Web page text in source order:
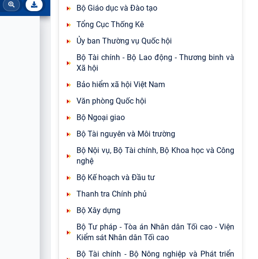
Bộ Giáo dục và Đào tạo
Tổng Cục Thống Kê
Ủy ban Thường vụ Quốc hội
Bộ Tài chính - Bộ Lao động - Thương binh và
Xã hội
Bảo hiểm xã hội Việt Nam
Văn phòng Quốc hội
Bộ Ngoại giao
Bộ Tài nguyên và Môi trường
Bộ Nội vụ, Bộ Tài chính, Bộ Khoa học và Công
nghệ
Bộ Kế hoạch và Đầu tư
Thanh tra Chính phủ
Bộ Xây dựng
Bộ Tư pháp - Tòa án Nhân dân Tối cao - Viện
Kiểm sát Nhân dân Tối cao
Bộ Tài chính - Bộ Nông nghiệp và Phát triển